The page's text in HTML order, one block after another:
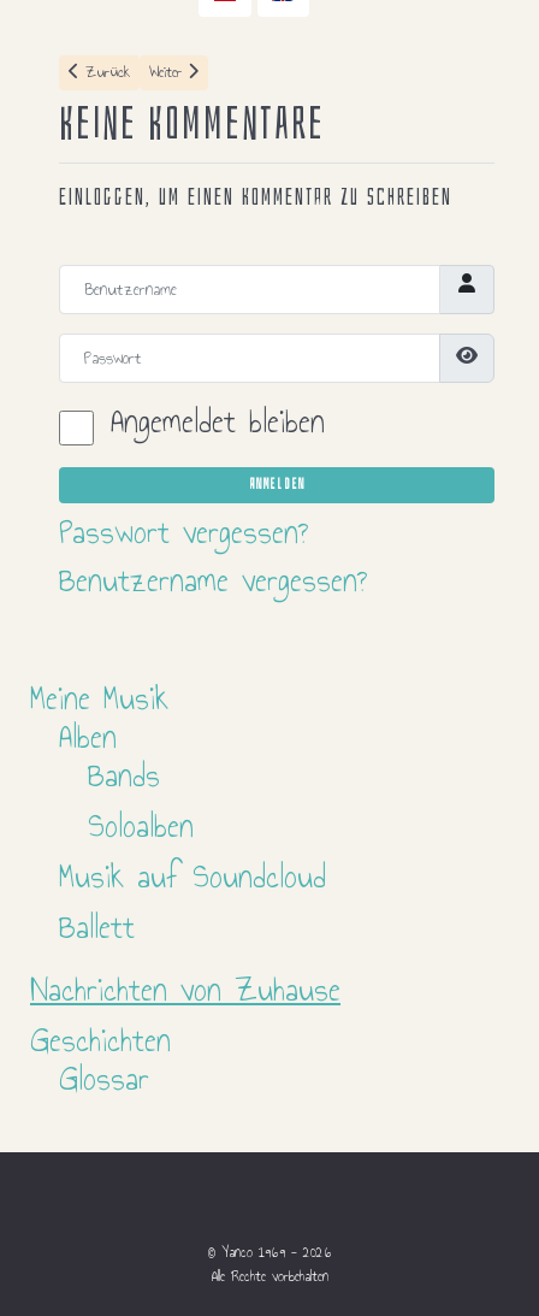
Vorheriger Beitrag: Liebes
Zurück Nächster Beitrag: Lieber Freund
Weiter
Keine Kommentare
Einloggen, um einen Kommentar zu schreiben
Benutzername
Passwort
Angemeldet bleiben
ANMELDEN
Passwort vergessen?
Benutzername vergessen?
Meine Musik
Alben
Bands
Soloalben
Musik auf Soundcloud
Ballett
Nachrichten von Zuhause
Geschichten
Glossar
© Yanco 1969 - 2026
Alle Rechte vorbehalten